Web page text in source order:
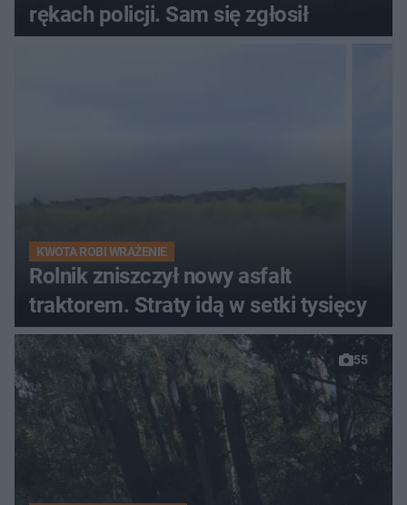
rękach policji. Sam się zgłosił
KWOTA ROBI WRAŻENIE
Rolnik zniszczył nowy asfalt
traktorem. Straty idą w setki tysięcy
55